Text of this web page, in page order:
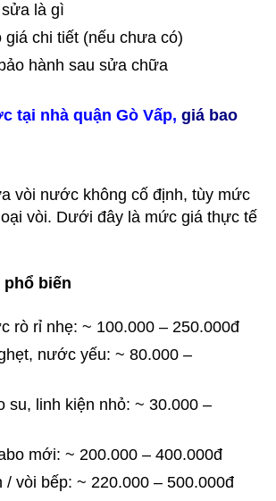
là gì
giá chi tiết (nếu chưa có)
hành sau sửa chữa
tại nhà quận Gò Vấp, giá bao
vòi nước không cố định, tùy mức
vòi. Dưới đây là mức giá thực tế
phổ biến
rò rỉ nhẹ: ~ 100.000 – 250.000đ
nước yếu: ~ 80.000 –
su, linh kiện nhỏ: ~ 30.000 –
mới: ~ 200.000 – 400.000đ
/ vòi bếp: ~ 220.000 – 500.000đ